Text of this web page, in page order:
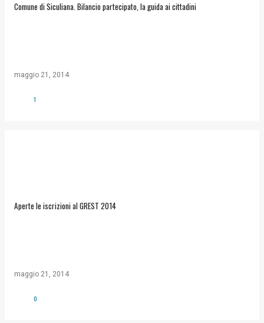
Comune di Siculiana. Bilancio partecipato, la guida ai cittadini
maggio 21, 2014
1
Aperte le iscrizioni al GREST 2014
maggio 21, 2014
0